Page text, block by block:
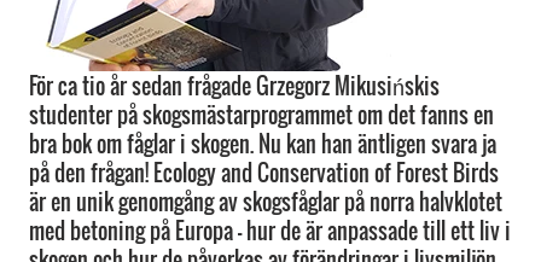
För ca tio år sedan frågade Grzegorz Mikusińskis
studenter på skogsmästarprogrammet om det fanns en
bra bok om fåglar i skogen. Nu kan han äntligen svara ja
på den frågan! Ecology and Conservation of Forest Birds
är en unik genomgång av skogsfåglar på norra halvklotet
med betoning på Europa – hur de är anpassade till ett liv i